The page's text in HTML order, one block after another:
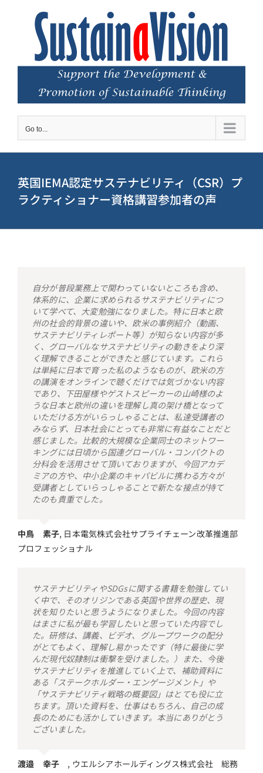
Go to...
英国IEMA認定サステナビリティ（CSR）プ
ラクティショナー資格講習参加者の声
自分が普段業務上で関わっていないところも含め、
体系的に、企業に求められるサステナビリティにつ
いて学べて、大変勉強になりました。特に日本と欧
州の社会的背景の違いや、欧米の事例紹介（動画、
サステナビリティレポート等）が知らない内容が多
く、グローバルなサステナビリティの動きをより深
く理解できることができたと感じています。これら
は単純に日本で育った私のようなものが、欧米の方
の講演をオンラインで聴くだけでは気づかない内容
であり、下田屋様やゲストスピーカーの山崎様のよ
うな日本と欧州の違いを理解し真の架け橋となって
いただける方がいらっしゃることは、私達受講者の
みならず、日本社会にとっても非常に有益なことだと
感じました。比較的大規模な企業同士のネットワー
キングには日頃から国連グローバル・コンパクトの
分科会を活用させて頂いておりますが、今回アカデ
ミアの方や、中小企業のキャパビルに携わる方々が
受講者としていらっしゃることで新たな接点が持て
たのも貴重でした。
中鳥 素子, 日本電気株式会社サプライチェーン改革推進部
プロフェッショナル
サステナビリティやSDGsに関する書籍を勉強してい
く中で、そのオリジンである英国や世界の歴史、現
状を知りたいと思うようになりました。今回の内容
はまさに私が最も学習したいと思っていた内容でし
た。研修は、講義、ビデオ、グループワークの配分
がとてもよく、理解し易かったです（特に最後に学
んだ現代奴隷制は衝撃を受けました。）また、今後
サステナビリティを推進していく上で、補助資料に
ある「ステークホルダー・エンゲージメント」や
「サステナビリティ戦略の概要図」はとても役に立
ちます。頂いた資料を、仕事はもちろん、自己の成
長のためにも活かしていきます。本当にありがとう
ございました。
渡邉 幸子 , ウエルシアホールディングス株式会社 総務